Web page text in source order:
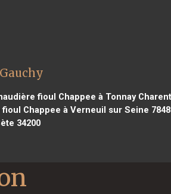
fioul Chappee à Tonnay
Chappee à Verneuil sur Seine
34200